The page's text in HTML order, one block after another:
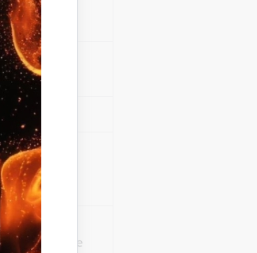
Sesija
Sesija
Sesija
2 gadi
1 minūte